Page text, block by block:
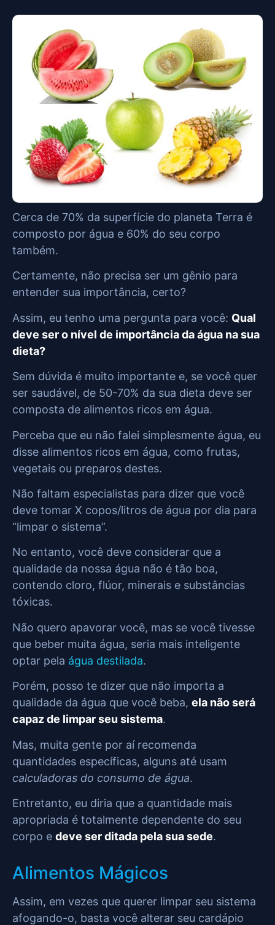
Cerca de 70% da superfície do planeta Terra é
composto por água e 60% do seu corpo
também.
Certamente, não precisa ser um gênio para
entender sua importância, certo?
Assim, eu tenho uma pergunta para você: Qual
deve ser o nível de importância da água na sua
dieta?
Sem dúvida é muito importante e, se você quer
ser saudável, de 50-70% da sua dieta deve ser
composta de alimentos ricos em água.
Perceba que eu não falei simplesmente água, eu
disse alimentos ricos em água, como frutas,
vegetais ou preparos destes.
Não faltam especialistas para dizer que você
deve tomar X copos/litros de água por dia para
“limpar o sistema”.
No entanto, você deve considerar que a
qualidade da nossa água não é tão boa,
contendo cloro, flúor, minerais e substâncias
tóxicas.
Não quero apavorar você, mas se você tivesse
que beber muita água, seria mais inteligente
optar pela água destilada.
Porém, posso te dizer que não importa a
qualidade da água que você beba, ela não será
capaz de limpar seu sistema.
Mas, muita gente por aí recomenda
quantidades específicas, alguns até usam
calculadoras do consumo de água.
Entretanto, eu diria que a quantidade mais
apropriada é totalmente dependente do seu
corpo e deve ser ditada pela sua sede.
Alimentos Mágicos
Assim, em vezes que querer limpar seu sistema
afogando-o, basta você alterar seu cardápio